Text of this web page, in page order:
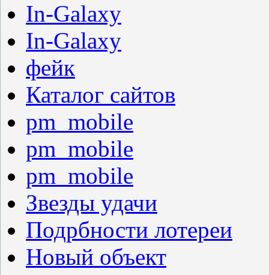
In-Galaxy
In-Galaxy
фейк
Каталог сайтов
pm_mobile
pm_mobile
pm_mobile
Звезды удачи
Подрбности лотереи
Новый объект